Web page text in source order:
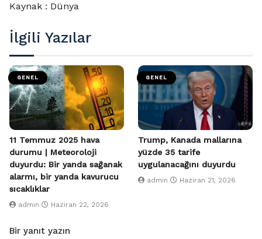
Kaynak : Dünya
İlgili Yazılar
GENEL
11 Temmuz 2025 hava
durumu | Meteoroloji
duyurdu: Bir yanda sağanak
alarmı, bir yanda kavurucu
sıcaklıklar
admin Haziran 22, 2026
GENEL
Trump, Kanada mallarına
yüzde 35 tarife
uygulanacağını duyurdu
admin Haziran 21, 2026
Bir yanıt yazın